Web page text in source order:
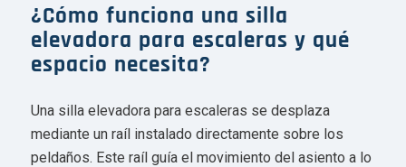
¿Cómo funciona una silla
elevadora para escaleras y qué
espacio necesita?
Una silla elevadora para escaleras se desplaza
mediante un raíl instalado directamente sobre los
peldaños. Este raíl guía el movimiento del asiento a lo